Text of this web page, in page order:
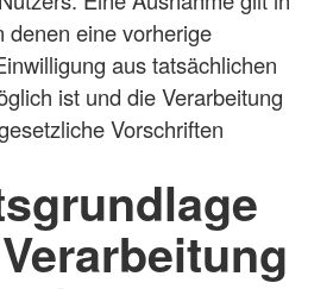
denen eine vorherige
aus tatsächlichen
ist und die Verarbeitung
Vorschriften